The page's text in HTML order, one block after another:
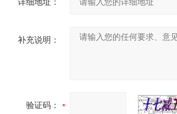
补充说明：
验证码：